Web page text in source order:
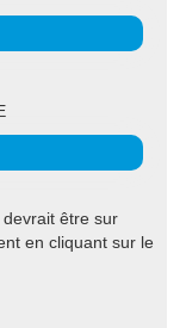
être sur
en cliquant sur le